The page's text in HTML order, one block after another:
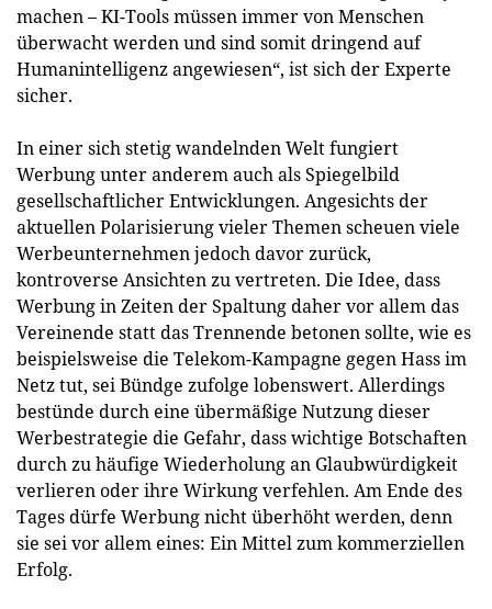
machen – KI-Tools müssen immer von Menschen
überwacht werden und sind somit dringend auf
Humanintelligenz angewiesen“, ist sich der Experte
sicher.
In einer sich stetig wandelnden Welt fungiert
Werbung unter anderem auch als Spiegelbild
gesellschaftlicher Entwicklungen. Angesichts der
aktuellen Polarisierung vieler Themen scheuen viele
Werbeunternehmen jedoch davor zurück,
kontroverse Ansichten zu vertreten. Die Idee, dass
Werbung in Zeiten der Spaltung daher vor allem das
Vereinende statt das Trennende betonen sollte, wie es
beispielsweise die Telekom-Kampagne gegen Hass im
Netz tut, sei Bündge zufolge lobenswert. Allerdings
bestünde durch eine übermäßige Nutzung dieser
Werbestrategie die Gefahr, dass wichtige Botschaften
durch zu häufige Wiederholung an Glaubwürdigkeit
verlieren oder ihre Wirkung verfehlen. Am Ende des
Tages dürfe Werbung nicht überhöht werden, denn
sie sei vor allem eines: Ein Mittel zum kommerziellen
Erfolg.